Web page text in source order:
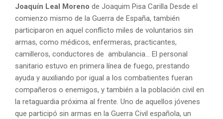
Joaquín Leal Moreno de Joaquim Pisa Carilla Desde el
comienzo mismo de la Guerra de España, también
participaron en aquel conflicto miles de voluntarios sin
armas, como médicos, enfermeras, practicantes,
camilleros, conductores de ambulancia… El personal
sanitario estuvo en primera línea de fuego, prestando
ayuda y auxiliando por igual a los combatientes fueran
compañeros o enemigos, y también a la población civil en
la retaguardia próxima al frente. Uno de aquellos jóvenes
que participó sin armas en la Guerra Civil española, un